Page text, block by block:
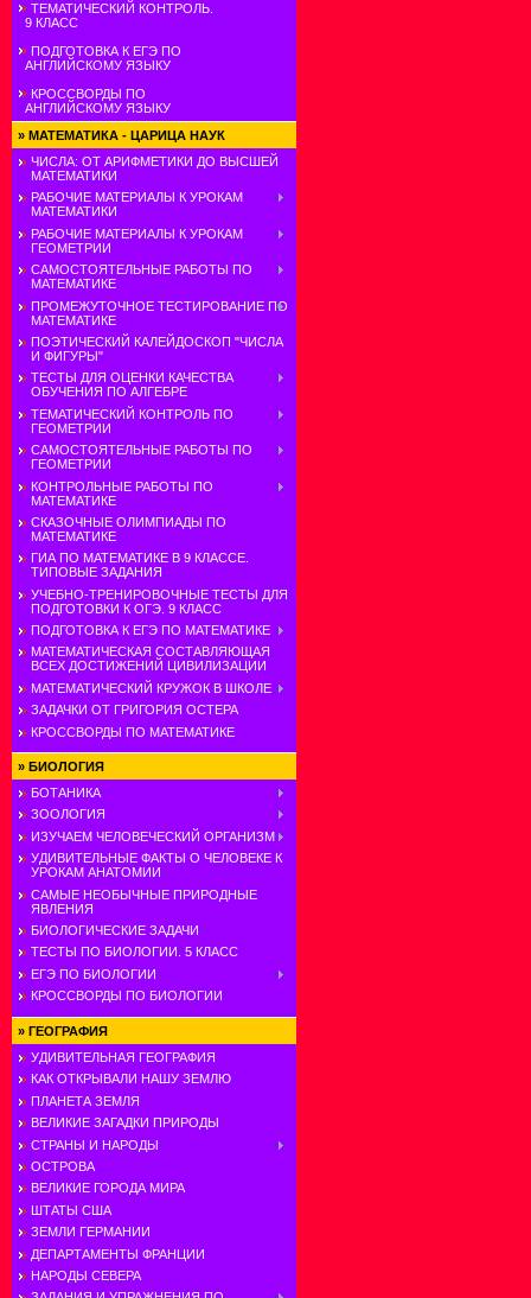
ТЕМАТИЧЕСКИЙ КОНТРОЛЬ.
9 КЛАСС
ПОДГОТОВКА К ЕГЭ ПО
АНГЛИЙСКОМУ ЯЗЫКУ
КРОССВОРДЫ ПО
АНГЛИЙСКОМУ ЯЗЫКУ
» МАТЕМАТИКА - ЦАРИЦА НАУК
ЧИСЛА: ОТ АРИФМЕТИКИ ДО ВЫСШЕЙ
МАТЕМАТИКИ
РАБОЧИЕ МАТЕРИАЛЫ К УРОКАМ
МАТЕМАТИКИ
РАБОЧИЕ МАТЕРИАЛЫ К УРОКАМ
ГЕОМЕТРИИ
САМОСТОЯТЕЛЬНЫЕ РАБОТЫ ПО
МАТЕМАТИКЕ
ПРОМЕЖУТОЧНОЕ ТЕСТИРОВАНИЕ ПО
МАТЕМАТИКЕ
ПОЭТИЧЕСКИЙ КАЛЕЙДОСКОП "ЧИСЛА
И ФИГУРЫ"
ТЕСТЫ ДЛЯ ОЦЕНКИ КАЧЕСТВА
ОБУЧЕНИЯ ПО АЛГЕБРЕ
ТЕМАТИЧЕСКИЙ КОНТРОЛЬ ПО
ГЕОМЕТРИИ
САМОСТОЯТЕЛЬНЫЕ РАБОТЫ ПО
ГЕОМЕТРИИ
КОНТРОЛЬНЫЕ РАБОТЫ ПО
МАТЕМАТИКЕ
СКАЗОЧНЫЕ ОЛИМПИАДЫ ПО
МАТЕМАТИКЕ
ГИА ПО МАТЕМАТИКЕ В 9 КЛАССЕ.
ТИПОВЫЕ ЗАДАНИЯ
УЧЕБНО-ТРЕНИРОВОЧНЫЕ ТЕСТЫ ДЛЯ
ПОДГОТОВКИ К ОГЭ. 9 КЛАСС
ПОДГОТОВКА К ЕГЭ ПО МАТЕМАТИКЕ
МАТЕМАТИЧЕСКАЯ СОСТАВЛЯЮЩАЯ
ВСЕХ ДОСТИЖЕНИЙ ЦИВИЛИЗАЦИИ
МАТЕМАТИЧЕСКИЙ КРУЖОК В ШКОЛЕ
ЗАДАЧКИ ОТ ГРИГОРИЯ ОСТЕРА
КРОССВОРДЫ ПО МАТЕМАТИКЕ
» БИОЛОГИЯ
БОТАНИКА
ЗООЛОГИЯ
ИЗУЧАЕМ ЧЕЛОВЕЧЕСКИЙ ОРГАНИЗМ
УДИВИТЕЛЬНЫЕ ФАКТЫ О ЧЕЛОВЕКЕ К
УРОКАМ АНАТОМИИ
САМЫЕ НЕОБЫЧНЫЕ ПРИРОДНЫЕ
ЯВЛЕНИЯ
БИОЛОГИЧЕСКИЕ ЗАДАЧИ
ТЕСТЫ ПО БИОЛОГИИ. 5 КЛАСС
ЕГЭ ПО БИОЛОГИИ
КРОССВОРДЫ ПО БИОЛОГИИ
» ГЕОГРАФИЯ
УДИВИТЕЛЬНАЯ ГЕОГРАФИЯ
КАК ОТКРЫВАЛИ НАШУ ЗЕМЛЮ
ПЛАНЕТА ЗЕМЛЯ
ВЕЛИКИЕ ЗАГАДКИ ПРИРОДЫ
СТРАНЫ И НАРОДЫ
ОСТРОВА
ВЕЛИКИЕ ГОРОДА МИРА
ШТАТЫ США
ЗЕМЛИ ГЕРМАНИИ
ДЕПАРТАМЕНТЫ ФРАНЦИИ
НАРОДЫ СЕВЕРА